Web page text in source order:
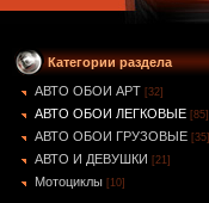
Категории раздела
АВТО ОБОИ АРТ [32]
АВТО ОБОИ ЛЕГКОВЫЕ [85]
АВТО ОБОИ ГРУЗОВЫЕ [35]
АВТО И ДЕВУШКИ [21]
Мотоциклы [10]